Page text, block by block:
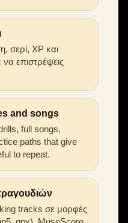
σερί, XP και
επιστρέψεις
and songs
full songs,
paths that give
to repeat.
tracks σε μορφές